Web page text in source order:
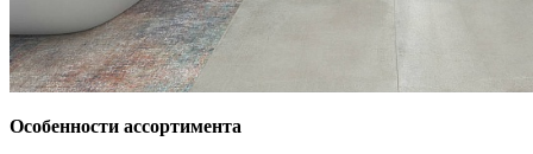
Особенности ассортимента